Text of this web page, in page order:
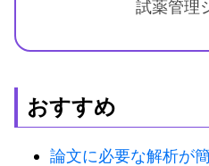
試薬管理
おすすめ
論文に必要な解析が